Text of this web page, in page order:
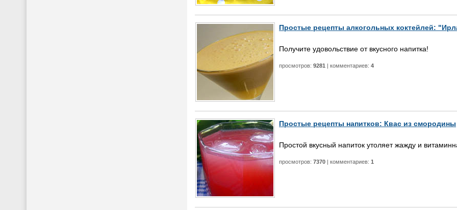
Простые рецепты алкогольных коктейлей:
Получите удовольствие от вкусного напитка!
просмотров: 9281 | комментариев: 4
Простые рецепты напитков: Квас из смородины
Простой вкусный напиток утоляет жажду и
просмотров: 7370 | комментариев: 1